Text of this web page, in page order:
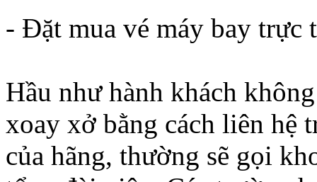
- Đặt mua vé máy bay trực
Hầu như hành khách
xoay xở bằng cách liên hệ
của hãng, thường sẽ gọi